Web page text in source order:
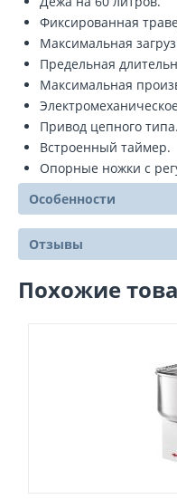
Фиксированная
Максимальная
Предельная
Максимальная
Привод цепного типа.
Встроенный таймер.
Опорные ножки с
Особенности
Отзывы
Похожие